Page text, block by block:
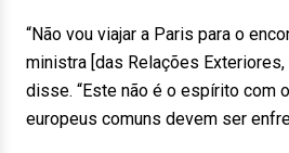
“Não vou viajar a Paris para o
ministra [das Relações Exteriores,
disse. “Este não é o espírito com
europeus comuns devem ser